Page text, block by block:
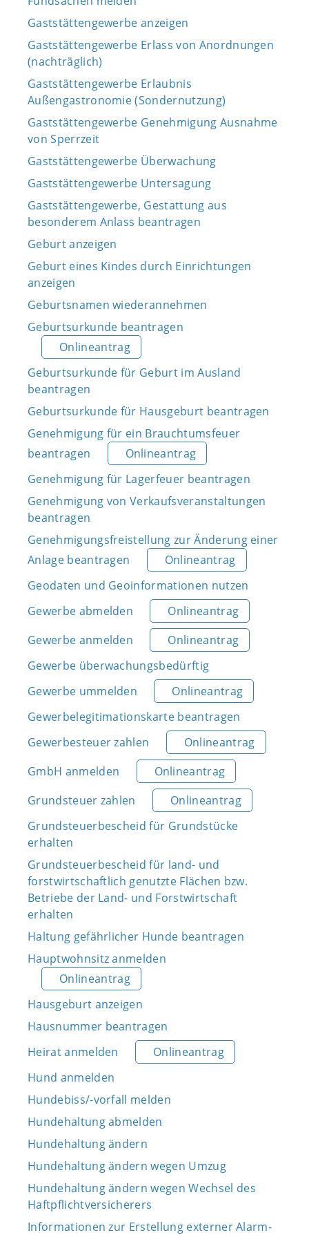
Gaststättengewerbe anzeigen
Gaststättengewerbe Erlass von Anordnungen
(nachträglich)
Gaststättengewerbe Erlaubnis
Außengastronomie (Sondernutzung)
Gaststättengewerbe Genehmigung Ausnahme
von Sperrzeit
Gaststättengewerbe Überwachung
Gaststättengewerbe Untersagung
Gaststättengewerbe, Gestattung aus
besonderem Anlass beantragen
Geburt anzeigen
Geburt eines Kindes durch Einrichtungen
anzeigen
Geburtsnamen wiederannehmen
Geburtsurkunde beantragen
Onlineantrag
Geburtsurkunde für Geburt im Ausland
beantragen
Geburtsurkunde für Hausgeburt beantragen
Genehmigung für ein Brauchtumsfeuer
beantragen
Onlineantrag
Genehmigung für Lagerfeuer beantragen
Genehmigung von Verkaufsveranstaltungen
beantragen
Genehmigungsfreistellung zur Änderung einer
Anlage beantragen
Onlineantrag
Geodaten und Geoinformationen nutzen
Gewerbe abmelden
Onlineantrag
Gewerbe anmelden
Onlineantrag
Gewerbe überwachungsbedürftig
Gewerbe ummelden
Onlineantrag
Gewerbelegitimationskarte beantragen
Gewerbesteuer zahlen
Onlineantrag
GmbH anmelden
Onlineantrag
Grundsteuer zahlen
Onlineantrag
Grundsteuerbescheid für Grundstücke
erhalten
Grundsteuerbescheid für land- und
forstwirtschaftlich genutzte Flächen bzw.
Betriebe der Land- und Forstwirtschaft
erhalten
Haltung gefährlicher Hunde beantragen
Hauptwohnsitz anmelden
Onlineantrag
Hausgeburt anzeigen
Hausnummer beantragen
Heirat anmelden
Onlineantrag
Hund anmelden
Hundebiss/-vorfall melden
Hundehaltung abmelden
Hundehaltung ändern
Hundehaltung ändern wegen Umzug
Hundehaltung ändern wegen Wechsel des
Haftpflichtversicherers
Informationen zur Erstellung externer Alarm-